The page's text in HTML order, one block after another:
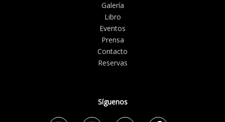
Galería
Libro
Eventos
Prensa
Contacto
Reservas
Síguenos